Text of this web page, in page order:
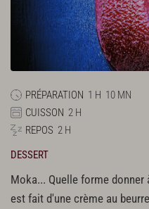
PRÉPARATION 1 H 10 MN
CUISSON 2 H
REPOS 2 H
DESSERT
Moka... Quelle forme
est fait d'une crème au